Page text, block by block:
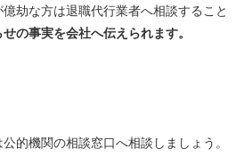
劫な方は退職代行業者へ相談すること
の事実を会社へ伝えられます。
的機関の相談窓口へ相談しましょう。